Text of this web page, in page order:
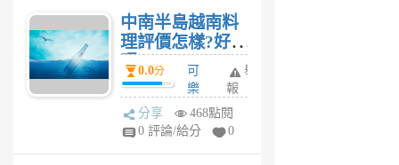
中南半島越南料
理評價怎樣?好吃
嗎?0.0分
可
樂
妹
2
舉
報
分享
468點閱
0 評論/給分
0